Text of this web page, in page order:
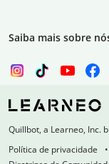
Saiba mais sobre
Quillbot, a Learneo, Inc.
Política de privacidade